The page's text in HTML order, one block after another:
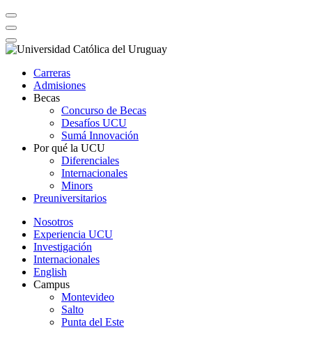
Carreras
Admisiones
Becas
Concurso de Becas
Desafíos UCU
Sumá Innovación
Por qué la UCU
Diferenciales
Internacionales
Minors
Preuniversitarios
Nosotros
Experiencia UCU
Investigación
Internacionales
English
Campus
Montevideo
Salto
Punta del Este